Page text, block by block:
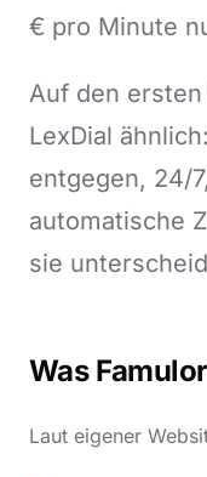
€ pro Minute
Auf den
LexDial
entgegen, 24/
automatische
sie
Was
Laut eigener